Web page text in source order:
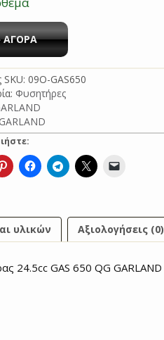
ΑΓΟΡΑ
SKU:09O-GAS650
Φυσητήρες
GARLAND
υλικών Αξιολογήσεις (0)
24.5cc GAS 650 QG GARLAND